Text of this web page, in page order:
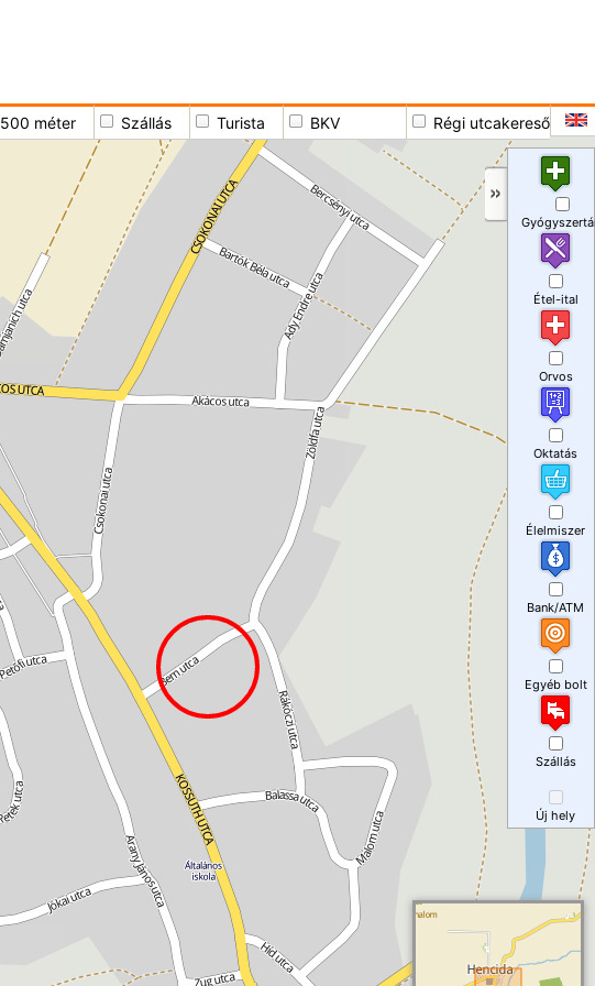
500 méter Szállás Turista BKV Régi utcakereső
Étel-ital
Orvos
Oktatás
Élelmiszer
Bank/ATM
Egyéb bolt
Szállás
Új hely